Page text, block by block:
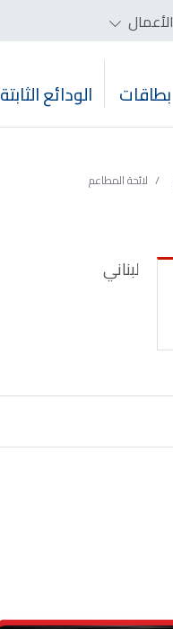
الأعمال
بطاقات الودائع الثابتة
لائحة المطاعم
لبناني